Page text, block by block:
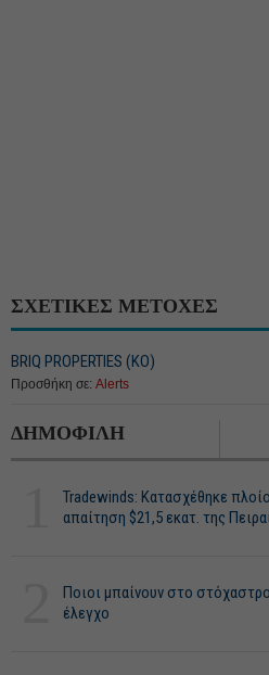
ΣΧΕΤΙΚΕΣ ΜΕΤΟΧΕΣ
BRIQ PROPERTIES (ΚΟ)
Προσθήκη σε: Alerts
ΔΗΜΟΦΙΛΗ
Tradewinds: Κατασχέθηκε
απαίτηση $21,5 εκατ. της
Ποιοι μπαίνουν στο
έλεγχο